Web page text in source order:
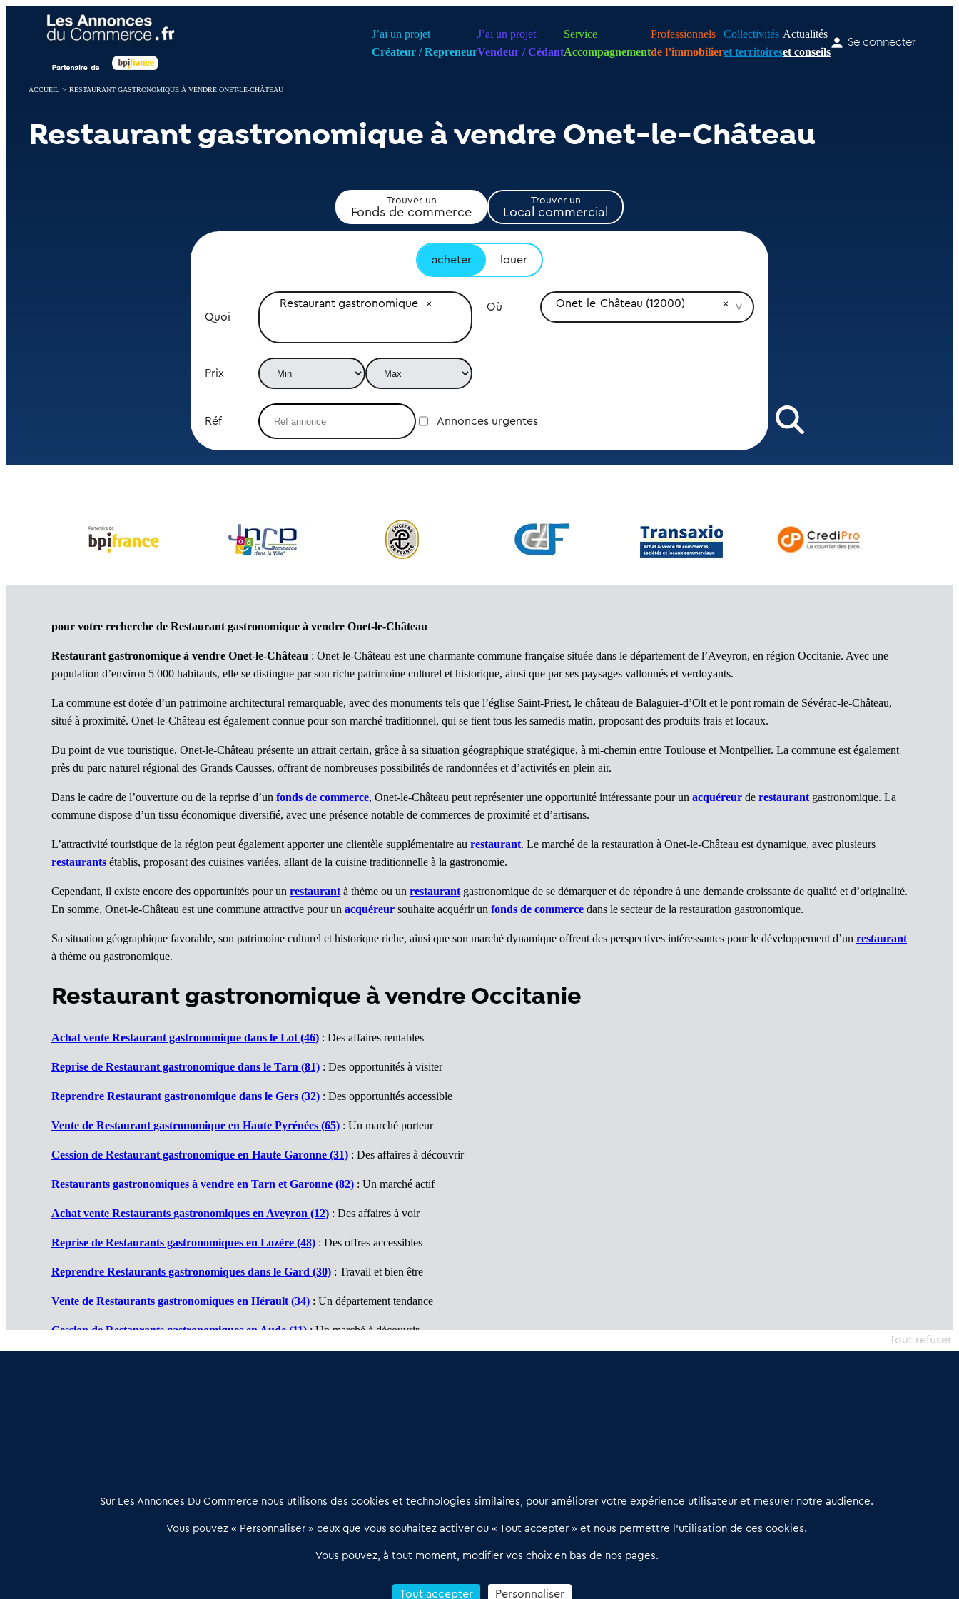
J’ai un projet
Créateur / Repreneur
J’ai un projet
Vendeur / Cédant
Service
Accompagnement
Professionnels
de l’immobilier
Collectivités
et territoires
Actualités
et conseils
Se connecter
ACCUEIL > RESTAURANT GASTRONOMIQUE À VENDRE ONET-LE-CHÂTEAU
Restaurant gastronomique à vendre Onet-le-Château
Trouver un
Fonds de commerce
Trouver un
Local commercial
acheter louer
Quoi
Restaurant gastronomique Où Onet-le-Château (12000)
Prix
Réf Annonces urgentes
pour votre recherche de Restaurant gastronomique à vendre Onet-le-Château
Restaurant gastronomique à vendre Onet-le-Château : Onet-le-Château est une charmante commune française située dans le département de l’Aveyron, en région Occitanie. Avec une
population d’environ 5 000 habitants, elle se distingue par son riche patrimoine culturel et historique, ainsi que par ses paysages vallonnés et verdoyants.
La commune est dotée d’un patrimoine architectural remarquable, avec des monuments tels que l’église Saint-Priest, le château de Balaguier-d’Olt et le pont romain de Sévérac-le-Château,
situé à proximité. Onet-le-Château est également connue pour son marché traditionnel, qui se tient tous les samedis matin, proposant des produits frais et locaux.
Du point de vue touristique, Onet-le-Château présente un attrait certain, grâce à sa situation géographique stratégique, à mi-chemin entre Toulouse et Montpellier. La commune est également
près du parc naturel régional des Grands Causses, offrant de nombreuses possibilités de randonnées et d’activités en plein air.
Dans le cadre de l’ouverture ou de la reprise d’un fonds de commerce, Onet-le-Château peut représenter une opportunité intéressante pour un acquéreur de restaurant gastronomique. La
commune dispose d’un tissu économique diversifié, avec une présence notable de commerces de proximité et d’artisans.
L’attractivité touristique de la région peut également apporter une clientèle supplémentaire au restaurant. Le marché de la restauration à Onet-le-Château est dynamique, avec plusieurs
restaurants établis, proposant des cuisines variées, allant de la cuisine traditionnelle à la gastronomie.
Cependant, il existe encore des opportunités pour un restaurant à thème ou un restaurant gastronomique de se démarquer et de répondre à une demande croissante de qualité et d’originalité.
En somme, Onet-le-Château est une commune attractive pour un acquéreur souhaite acquérir un fonds de commerce dans le secteur de la restauration gastronomique.
Sa situation géographique favorable, son patrimoine culturel et historique riche, ainsi que son marché dynamique offrent des perspectives intéressantes pour le développement d’un restaurant
à thème ou gastronomique.
Restaurant gastronomique à vendre Occitanie
Achat vente Restaurant gastronomique dans le Lot (46) : Des affaires rentables
Reprise de Restaurant gastronomique dans le Tarn (81) : Des opportunités à visiter
Reprendre Restaurant gastronomique dans le Gers (32) : Des opportunités accessible
Vente de Restaurant gastronomique en Haute Pyrénées (65) : Un marché porteur
Cession de Restaurant gastronomique en Haute Garonne (31) : Des affaires à découvrir
Restaurants gastronomiques à vendre en Tarn et Garonne (82) : Un marché actif
Achat vente Restaurants gastronomiques en Aveyron (12) : Des affaires à voir
Reprise de Restaurants gastronomiques en Lozère (48) : Des offres accessibles
Reprendre Restaurants gastronomiques dans le Gard (30) : Travail et bien être
Vente de Restaurants gastronomiques en Hérault (34) : Un département tendance
Cession de Restaurants gastronomiques en Aude (11): Un marché à découvrir
relation qualifiée conçu pour les acteurs de l’immobilier commercial
02 54 56 03 17
Contactez-nous
Notre solution
Offres Pro
Qui sommes nous ?
Petitscommerces : Un partenariat au service du commerce de
Panneau de gestion des cookies
Sur Les Annonces Du Commerce nous utilisons des cookies et technologies similaires, pour améliorer votre expérience utilisateur et mesurer notre audience.
Vous pouvez « Personnaliser » ceux que vous souhaitez activer ou « Tout accepter » et nous permettre l’utilisation de ces cookies.
Vous pouvez, à tout moment, modifier vos choix en bas de nos pages.
Tout accepter
Tout refuser
Personnaliser